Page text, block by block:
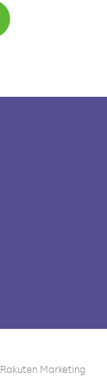
Rakuten Marketing